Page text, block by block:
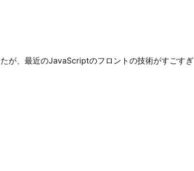
が、最近のJavaScriptのフロントの技術がすごすぎ